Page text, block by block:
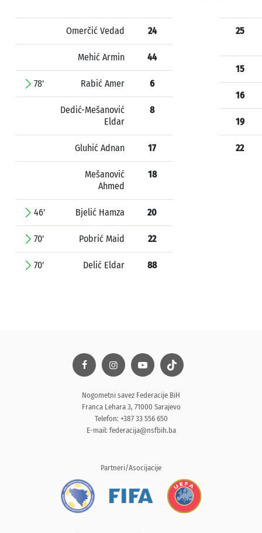
Omerčić Vedad 24
Mehić Armin 44
78' Rabić Amer 6
Dedić-Mešanović
Eldar
8
Gluhić Adnan 17
Mešanović
Ahmed
18
46' Bjelić Hamza 20
70' Pobrić Maid 22
70' Delić Eldar 88
25
15
16
19
22
Nogometni savez Federacije BiH
Franca Lehara 3, 71000 Sarajevo
Telefon: +387 33 556 650
E-mail: federacija@nsfbih.ba
Partneri/Asocijacije